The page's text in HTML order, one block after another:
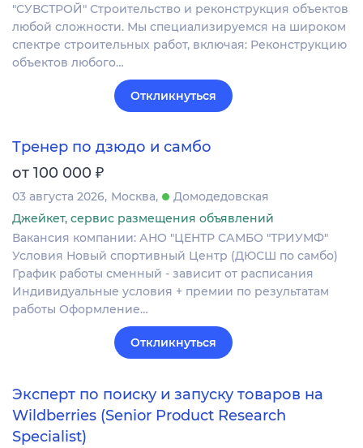
"СУВСТРОЙ" Строительство и реконструкция объектов
любой сложности. Мы специализируемся на широком
спектре строительных работ, включая: Реконструкцию
объектов любого…
Откликнуться
Тренер по дзюдо и самбо
от 100 000 ₽
03 августа 2026 Москва
Домодедовская
Джейкет, сервис размещения объявлений
Вакансия компании: АНО "ЦЕНТР САМБО "ТРИУМФ"
Условия Новый спортивный Центр (ДЮСШ по самбо)
График работы сменный - зависит от расписания
Индивидуальные условия + премии по результатам
работы Оформление…
Откликнуться
Эксперт по поиску и запуску товаров на
Wildberries (Senior Product Research
Specialist)